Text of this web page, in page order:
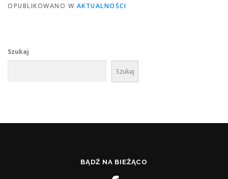
OPUBLIKOWANO W AKTUALNOŚCI
Szukaj
Szukaj
BĄDŹ NA BIEŻĄCO